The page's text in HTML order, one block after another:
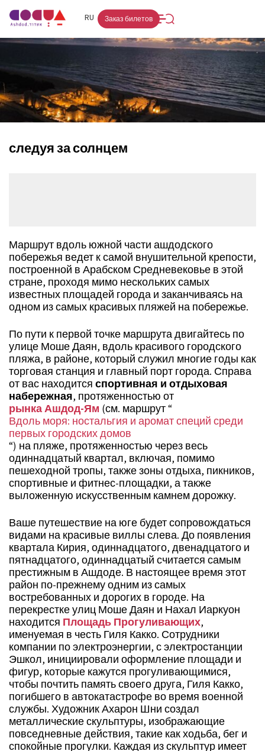
RU
HE
Заказ билетов
следуя за солнцем
Маршрут вдоль южной части ашдодского
побережья ведет к самой внушительной крепости,
построенной в Арабском Средневековье в этой
стране, проходя мимо нескольких самых
известных площадей города и заканчиваясь на
одном из самых красивых пляжей на побережье.
По пути к первой точке маршрута двигайтесь по
улице Моше Даян, вдоль красивого городского
пляжа, в районе, который служил многие годы как
торговая станция и главный порт города. Справа
от вас находится спортивная и отдыховая
набережная, протяженностью от
рынка Ашдод-Ям (см. маршрут “
Вдоль моря: ностальгия и аромат специй среди
первых городских домов
“) на пляже, протяженностью через весь
одиннадцатый квартал, включая, помимо
пешеходной тропы, также зоны отдыха, пикников,
спортивные и фитнес-площадки, а также
выложенную искусственным камнем дорожку.
Ваше путешествие на юге будет сопровождаться
видами на красивые виллы слева. До появления
квартала Кирия, одиннадцатого, двенадцатого и
пятнадцатого, одиннадцатый считается самым
престижным в Ашдоде. В настоящее время этот
район по-прежнему одним из самых
востребованных и дорогих в городе. На
перекрестке улиц Моше Даян и Нахал Иаркуон
находится Площадь Прогуливающих,
именуемая в честь Гиля Какко. Сотрудники
компании по электроэнергии, с электростанции
Эшкол, инициировали оформление площади и
фигур, которые кажутся прогуливающимися,
чтобы почтить память своего друга, Гиля Какко,
погибшего в автокатастрофе во время военной
службы. Художник Ахарон Шни создал
металлические скульптуры, изображающие
повседневные действия, такие как ходьба, бег и
спокойные прогулки. Каждая из скульптур имеет